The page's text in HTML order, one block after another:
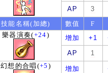
AP
3
技能名稱(加總)
數值
F
樂器演奏(+24) 增加 +1
AP
1
幻想的合唱(+5 ) 增加